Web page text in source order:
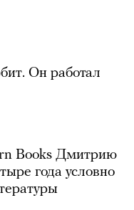
Он работал
Books Дмитрию
года условно